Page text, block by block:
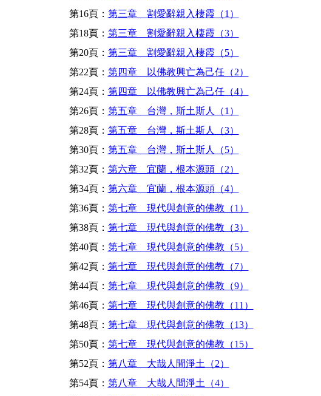
第16頁： 第三章 割愛辭親入棲霞（1）
第18頁： 第三章 割愛辭親入棲霞（3）
第20頁： 第三章 割愛辭親入棲霞（5）
第22頁： 第四章 以佛教興亡為己任（2）
第24頁： 第四章 以佛教興亡為己任（4）
第26頁： 第五章 台灣，斯土斯人（1）
第28頁： 第五章 台灣，斯土斯人（3）
第30頁： 第五章 台灣，斯土斯人（5）
第32頁： 第六章 宜蘭，根本源頭（2）
第34頁： 第六章 宜蘭，根本源頭（4）
第36頁： 第七章 現代與創意的佛教（1）
第38頁： 第七章 現代與創意的佛教（3）
第40頁： 第七章 現代與創意的佛教（5）
第42頁： 第七章 現代與創意的佛教（7）
第44頁： 第七章 現代與創意的佛教（9）
第46頁： 第七章 現代與創意的佛教（11）
第48頁： 第七章 現代與創意的佛教（13）
第50頁： 第七章 現代與創意的佛教（15）
第52頁： 第八章 大哉人間淨土（2）
第54頁： 第八章 大哉人間淨土（4）